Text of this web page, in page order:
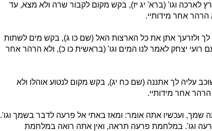
לארכה וגו' (ברא' יג יז), בקש מקום לקבור שרה ולא מצא, עד
אחר מידותיי.
לך ולזרעך אתן את כל הארצות האל (שם כו ג), בקש מים לשתות
רועי יצחק לאמר לנו המים וגו' (בראשית כו כ), ולא הרהר אחר
עליה לך אתננה (שם כח יג), בקש מקום לנטוע אוהלו ולא
אחר מידותיי.
שמך, ועכשיו אתה אומר: ומאז באתי אל פרעה לדבר בשמך וגו'.
וגו'. במלחמת פרעה תראה, ואין אתה רואה במלחמת